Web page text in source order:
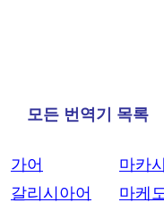
모든 번역기 목록
가어
갈리시아어
마카
마케